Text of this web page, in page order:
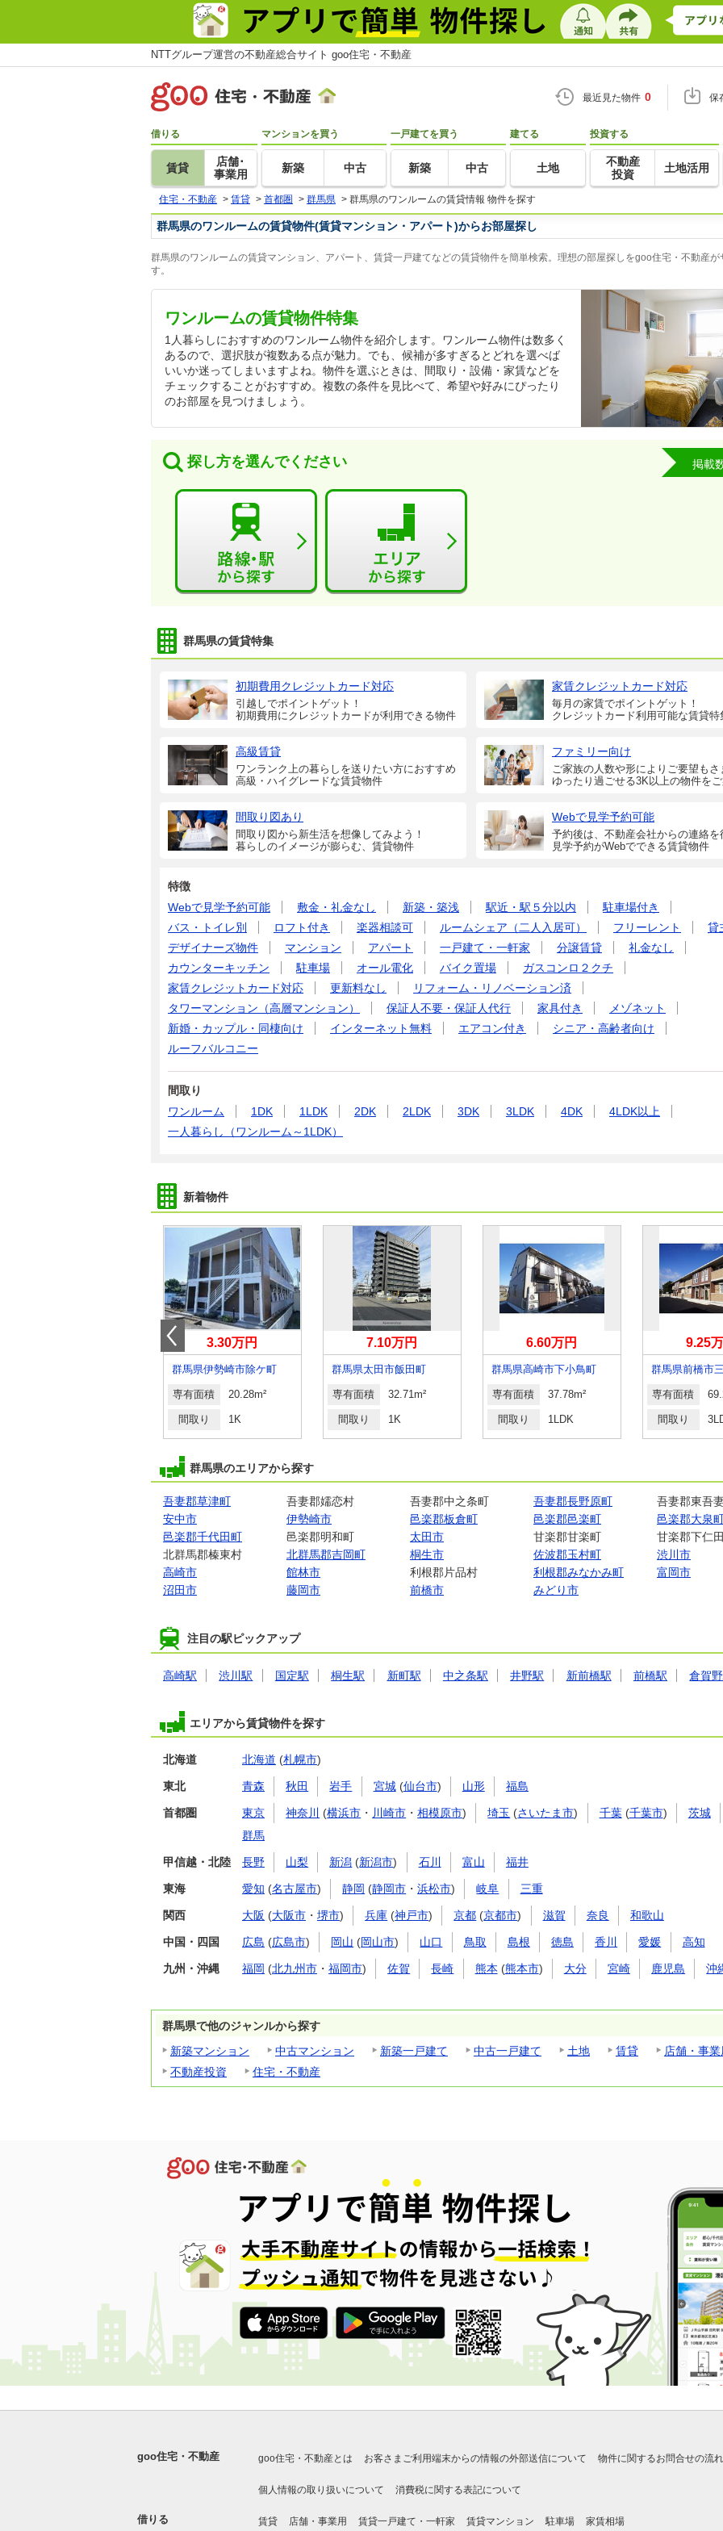
NTTグループ運営の不動産総合サイト goo住宅・不動産
最近見た物件 0 保
借りる
賃貸
店舗･
事業用
マンションを買う
新築 中古
一戸建てを買う
新築 中古
建てる
土地
投資する
不動産
投資
土地活用
住宅・不動産 > 賃貸 > 首都圏 > 群馬県 > 群馬県のワンルームの賃貸情報 物件を探す
群馬県のワンルームの賃貸物件(賃貸マンション・アパート)からお部屋探し
群馬県のワンルームの賃貸マンション、アパート、賃貸一戸建てなどの賃貸物件を簡単検索。理想の部屋探しをgoo住宅・不動産が
す。
ワンルームの賃貸物件特集
1人暮らしにおすすめのワンルーム物件を紹介します。ワンルーム物件は数多く
あるので、選択肢が複数ある点が魅力。でも、候補が多すぎるとどれを選べば
いいか迷ってしまいますよね。物件を選ぶときは、間取り・設備・家賃などを
チェックすることがおすすめ。複数の条件を見比べて、希望や好みにぴったり
のお部屋を見つけましょう。
探し方を選んでください 掲載
群馬県の賃貸特集
初期費用クレジットカード対応
引越しでポイントゲット！
初期費用にクレジットカードが利用できる物件
家賃クレジットカード対応
毎月の家賃でポイントゲット！
クレジットカード利用可能な賃貸特
高級賃貸
ワンランク上の暮らしを送りたい方におすすめ
高級・ハイグレードな賃貸物件
ファミリー向け
ご家族の人数や形によりご要望もさ
ゆったり過ごせる3K以上の物件をご
間取り図あり
間取り図から新生活を想像してみよう！
暮らしのイメージが膨らむ、賃貸物件
Webで見学予約可能
予約後は、不動産会社からの連絡を
見学予約がWebでできる賃貸物件
特徴
Webで見学予約可能
敷金・礼金なし 新築・築浅 駅近・駅５分以内
駐車場付き
バス・トイレ別
ロフト付き 楽器相談可 ルームシェア（二人入居可） フリーレント
貸
デザイナーズ物件
マンション アパート 一戸建て・一軒家 分譲賃貸
礼金なし
カウンターキッチン
駐車場 オール電化 バイク置場
ガスコンロ２クチ
家賃クレジットカード対応
更新料なし
リフォーム・リノベーション済
タワーマンション（高層マンション）
保証人不要・保証人代行 家具付き
メゾネット
新婚・カップル・同棲向け
インターネット無料 エアコン付き
シニア・高齢者向け
ルーフバルコニー
間取り
ワンルーム
1DK 1LDK 2DK 2LDK 3DK 3LDK 4DK
4LDK以上
一人暮らし（ワンルーム～1LDK）
新着物件
3.30万円
群馬県伊勢崎市除ケ町
専有面積 20.28m²
間取り 1K
7.10万円
群馬県太田市飯田町
専有面積 32.71m²
間取り 1K
6.60万円
群馬県高崎市下小鳥町
専有面積 37.78m²
間取り 1LDK
9.25
専有面積
間取り
群馬県のエリアから探す
吾妻郡草津町 吾妻郡嬬恋村 吾妻郡中之条町 吾妻郡長野原町
吾妻郡東吾
安中市
伊勢崎市 邑楽郡板倉町 邑楽郡邑楽町
邑楽郡大泉
邑楽郡千代田町
邑楽郡明和町 太田市 甘楽郡甘楽町
甘楽郡下仁
北群馬郡榛東村
北群馬郡吉岡町 桐生市 佐波郡玉村町
渋川市
高崎市
館林市 利根郡片品村 利根郡みなかみ町
富岡市
沼田市
藤岡市 前橋市 みどり市
注目の駅ピックアップ
高崎駅 渋川駅 国定駅 桐生駅 新町駅 中之条駅 井野駅 新前橋駅 前橋駅 倉賀
エリアから賃貸物件を探す
北海道 北海道 (札幌市)
東北 青森 秋田 岩手 宮城(仙台市) 山形 福島
首都圏 東京 神奈川 (横浜市 ・ 川崎市 ・相模原市) 埼玉 (さいたま市) 千葉(千葉市) 茨城
群馬
甲信越・北陸 長野 山梨 新潟 (新潟市) 石川 富山 福井
東海 愛知 (名古屋市) 静岡 (静岡市 ・浜松市) 岐阜 三重
関西 大阪 (大阪市 ・ 堺市) 兵庫 (神戸市) 京都 (京都市) 滋賀 奈良 和歌山
中国・四国 広島 (広島市) 岡山 (岡山市) 山口 鳥取 島根 徳島 香川 愛媛 高知
九州・沖縄 福岡 (北九州市 ・ 福岡市) 佐賀 長崎 熊本 (熊本市) 大分 宮崎 鹿児島 沖
群馬県で他のジャンルから探す
新築マンション
中古マンション 新築一戸建て 中古一戸建て 土地 賃貸
店舗・事業
不動産投資
住宅・不動産
goo住宅・不動産 goo住宅・不動産とは お客さまご利用端末からの情報の外部送信について 物件に関するお問合せの流れ
個人情報の取り扱いについて 消費税に関する表記について
借りる 賃貸 店舗・事業用 賃貸一戸建て・一軒家 賃貸マンション 駐車場 家賃相場